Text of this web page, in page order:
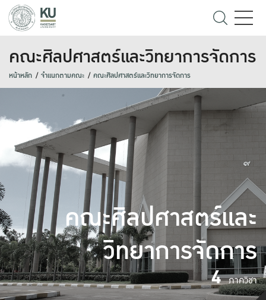
คณะศิลปศาสตร์และวิทยาการจัดการ
หน้าหลัก จำแนกตามคณะ คณะศิลปศาสตร์และวิทยาการจัดการ
คณะศิลปศาสตร์และ
วิทยาการจัดการ
4 ภาควิชา